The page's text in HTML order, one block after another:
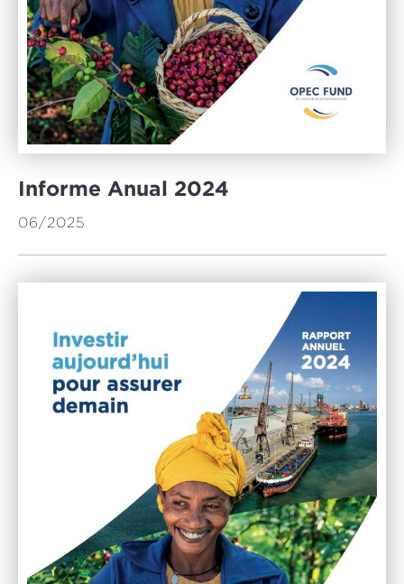
Informe Anual 2024
06/2025